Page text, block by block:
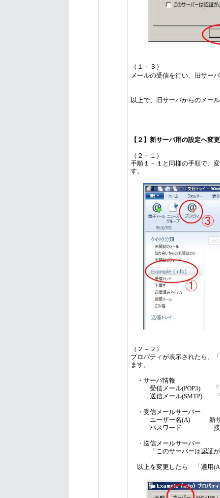
（１－３）
メールの受信を行い、旧サー
以上で、旧サーバからのメー
【２】新サーバ用の設定へ変
（２－１）
手順１－１と同様の手順で、
す。
（２－２）
プロパティが表示されたら、
ます。
・サーバ情報
受信メール(POP3) 「ご
送信メール(SMTP) 「ご
・受信メールサーバー
ユーザー名(A) 新サーバ
パスワード 接続用
・送信メールサーバー
「このサーバーは認証が
以上を変更したら 「適用